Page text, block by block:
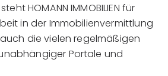
HOMANN IMMOBILIEN für
in der Immobilienvermittlung
die vielen regelmäßigen
Portale und